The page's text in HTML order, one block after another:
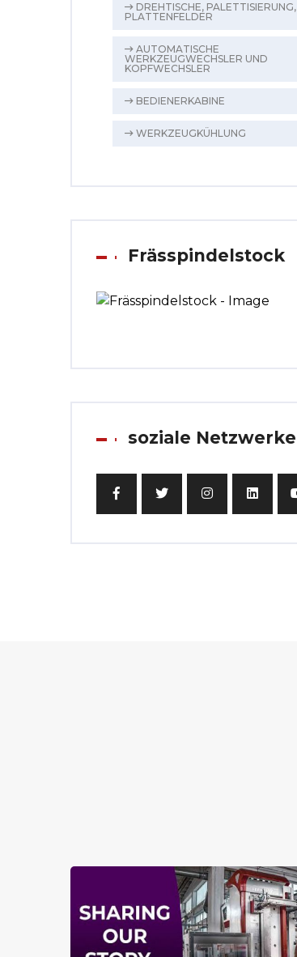
DREHTISCHE, PALETTISIERUNG,
PLATTENFELDER
AUTOMATISCHE
WERKZEUGWECHSLER UND
KOPFWECHSLER
BEDIENERKABINE
WERKZEUGKÜHLUNG
Frässpindelstock
soziale Netzwerke